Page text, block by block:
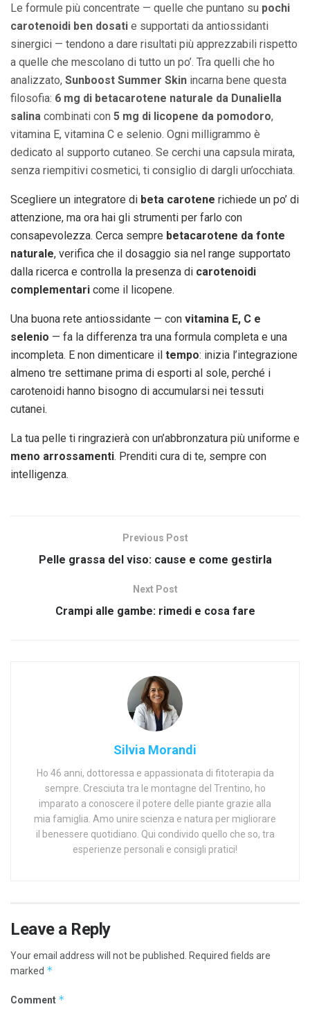
Le formule più concentrate — quelle che puntano su pochi
carotenoidi ben dosati e supportati da antiossidanti
sinergici — tendono a dare risultati più apprezzabili rispetto
a quelle che mescolano di tutto un po’. Tra quelli che ho
analizzato, Sunboost Summer Skin incarna bene questa
filosofia: 6 mg di betacarotene naturale da Dunaliella
salina combinati con 5 mg di licopene da pomodoro,
vitamina E, vitamina C e selenio. Ogni milligrammo è
dedicato al supporto cutaneo. Se cerchi una capsula mirata,
senza riempitivi cosmetici, ti consiglio di dargli un’occhiata.
Scegliere un integratore di beta carotene richiede un po’ di
attenzione, ma ora hai gli strumenti per farlo con
consapevolezza. Cerca sempre betacarotene da fonte
naturale, verifica che il dosaggio sia nel range supportato
dalla ricerca e controlla la presenza di carotenoidi
complementari come il licopene.
Una buona rete antiossidante — con vitamina E, C e
selenio — fa la differenza tra una formula completa e una
incompleta. E non dimenticare il tempo: inizia l’integrazione
almeno tre settimane prima di esporti al sole, perché i
carotenoidi hanno bisogno di accumularsi nei tessuti
cutanei.
La tua pelle ti ringrazierà con un’abbronzatura più uniforme e
meno arrossamenti. Prenditi cura di te, sempre con
intelligenza.
Previous Post
Pelle grassa del viso: cause e come gestirla
Next Post
Crampi alle gambe: rimedi e cosa fare
Silvia Morandi
Ho 46 anni, dottoressa e appassionata di fitoterapia da
sempre. Cresciuta tra le montagne del Trentino, ho
imparato a conoscere il potere delle piante grazie alla
mia famiglia. Amo unire scienza e natura per migliorare
il benessere quotidiano. Qui condivido quello che so, tra
esperienze personali e consigli pratici!
Leave a Reply
Your email address will not be published. Required fields are
marked *
Comment *